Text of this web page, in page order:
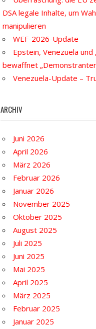
DSA legale Inhalte, um
manipulieren
WEF-2026-Update
Epstein, Venezuela und
bewaffnet
Venezuela-Update –
ARCHIV
Juni 2026
April 2026
März 2026
Februar 2026
Januar 2026
November 2025
Oktober 2025
August 2025
Juli 2025
Juni 2025
Mai 2025
April 2025
März 2025
Februar 2025
Januar 2025